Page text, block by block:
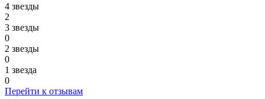
4 звезды
2
3 звезды
0
2 звезды
0
1 звезда
0
Перейти к отзывам